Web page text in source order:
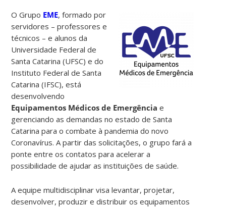
O Grupo EME, formado por
servidores – professores e
técnicos – e alunos da
Universidade Federal de
Santa Catarina (UFSC) e do
Instituto Federal de Santa
Catarina (IFSC), está
desenvolvendo
Equipamentos Médicos de Emergência e
gerenciando as demandas no estado de Santa
Catarina para o combate à pandemia do novo
Coronavírus. A partir das solicitações, o grupo fará a
ponte entre os contatos para acelerar a
possibilidade de ajudar as instituições de saúde.
A equipe multidisciplinar visa levantar, projetar,
desenvolver, produzir e distribuir os equipamentos